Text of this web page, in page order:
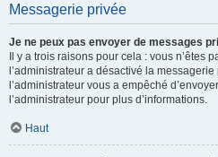
Messagerie privée
Je ne peux pas envoyer de messages
Il y a trois raisons pour cela : vous n’êtes
l’administrateur a désactivé la
l’administrateur vous a empêché
l’administrateur pour plus d’informations.
Haut